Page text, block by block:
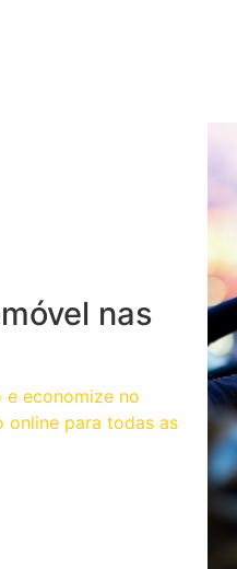
nas
e economize no
online para todas as